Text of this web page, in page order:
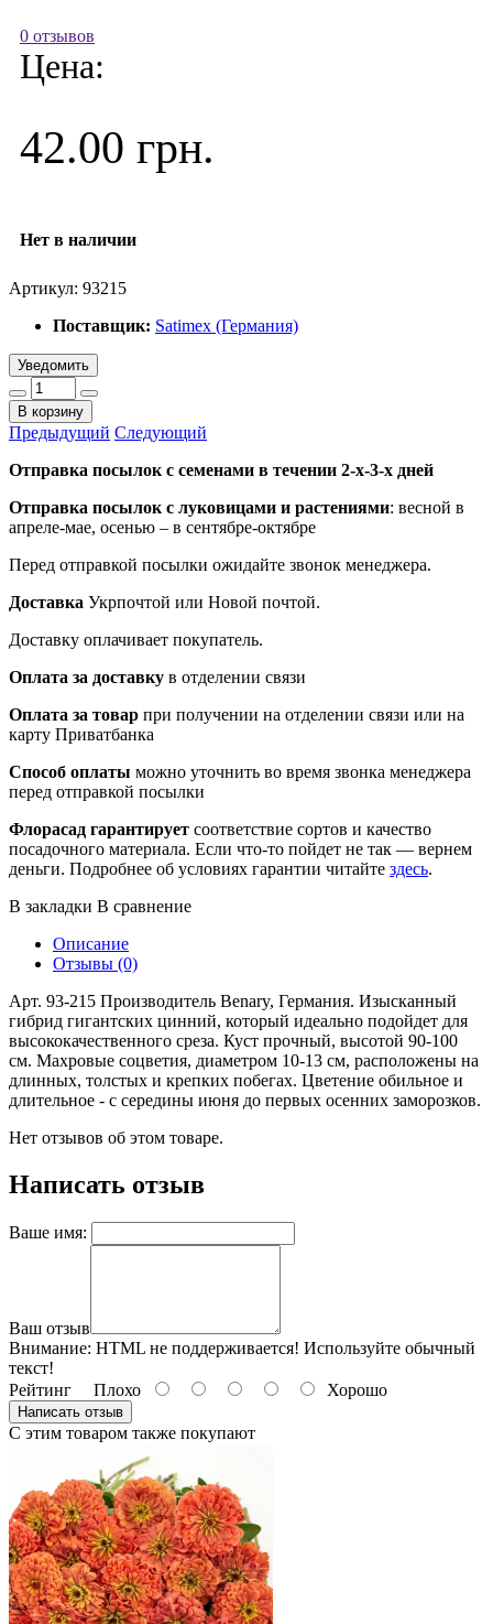
0 отзывов
Цена:
42.00 грн.
Нет в наличии
Артикул: 93215
Поставщик: Satimex (Германия)
Уведомить
В корзину
Предыдущий Следующий
Отправка посылок с семенами в течении 2-х-3-х дней
Отправка посылок с луковицами и растениями: весной в
апреле-мае, осенью – в сентябре-октябре
Перед отправкой посылки ожидайте звонок менеджера.
Доставка Укрпочтой или Новой почтой.
Доставку оплачивает покупатель.
Оплата за доставку в отделении связи
Оплата за товар при получении на отделении связи или на
карту Приватбанка
Способ оплаты можно уточнить во время звонка менеджера
перед отправкой посылки
Флорасад гарантирует соответствие сортов и качество
посадочного материала. Если что-то пойдет не так — вернем
деньги. Подробнее об условиях гарантии читайте здесь.
В закладки В сравнение
Описание
Отзывы (0)
Арт. 93-215 Производитель Benary, Германия. Изысканный
гибрид гигантских цинний, который идеально подойдет для
высококачественного среза. Куст прочный, высотой 90-100
см. Махровые соцветия, диаметром 10-13 см, расположены на
длинных, толстых и крепких побегах. Цветение обильное и
длительное - с середины июня до первых осенних заморозков.
Нет отзывов об этом товаре.
Написать отзыв
Ваше имя:
Ваш отзыв
Внимание: HTML не поддерживается! Используйте обычный
текст!
Рейтинг Плохо Хорошо
Написать отзыв
С этим товаром также покупают